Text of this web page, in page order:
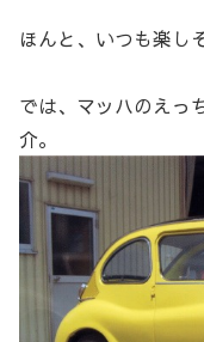
ほんと、いつも楽し
では、マッハのえっ
介。